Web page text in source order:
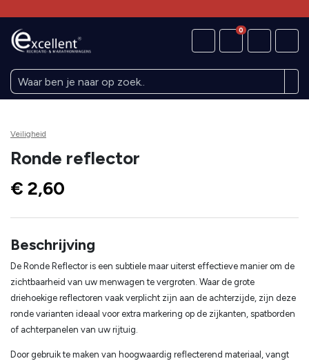
0
Veiligheid
Ronde reflector
€ 2,60
Beschrijving
De Ronde Reflector is een subtiele maar uiterst effectieve manier om de
zichtbaarheid van uw menwagen te vergroten. Waar de grote
driehoekige reflectoren vaak verplicht zijn aan de achterzijde, zijn deze
ronde varianten ideaal voor extra markering op de zijkanten, spatborden
of achterpanelen van uw rijtuig.
Door gebruik te maken van hoogwaardig reflecterend materiaal, vangt